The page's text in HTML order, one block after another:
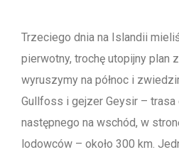
Trzeciego dnia na Islandii
pierwotny, trochę utopijny plan
wyruszymy na północ i
Gullfoss i gejzer Geysir – trasa
następnego na wschód, w
lodowców – około 300 km.